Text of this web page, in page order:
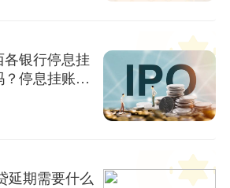
各银行停息挂
停息挂账容
延期需要什么